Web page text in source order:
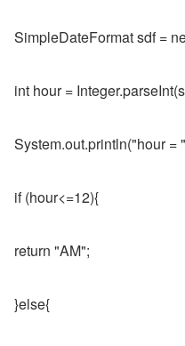
SimpleDateFormat sdf =
int hour =
System.out.println("hour =
if (hour<=12){
return "AM";
}else{